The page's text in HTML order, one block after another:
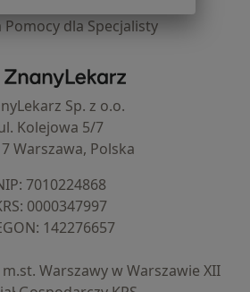
dla Specjalisty
ZnanyLekarz - Strona główna
Sp. z o.o.
Kolejowa 5/7
Warszawa, Polska
⁠7010224868
⁠0000347997
⁠142276657
Warszawy w Warszawie XII